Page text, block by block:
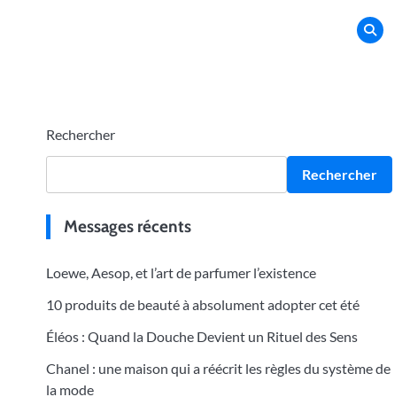
Rechercher
Rechercher
Messages récents
Loewe, Aesop, et l’art de parfumer l’existence
10 produits de beauté à absolument adopter cet été
Éléos : Quand la Douche Devient un Rituel des Sens
Chanel : une maison qui a réécrit les règles du système de
la mode